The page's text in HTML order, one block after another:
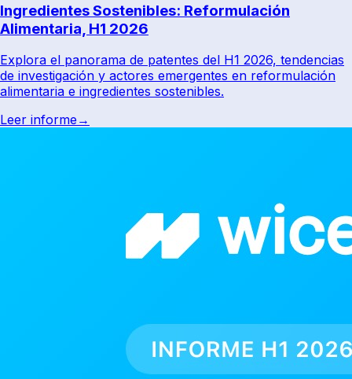
Ingredientes Sostenibles: Reformulación
Alimentaria, H1 2026
Explora el panorama de patentes del H1 2026, tendencias
de investigación y actores emergentes en reformulación
alimentaria e ingredientes sostenibles.
Leer informe →